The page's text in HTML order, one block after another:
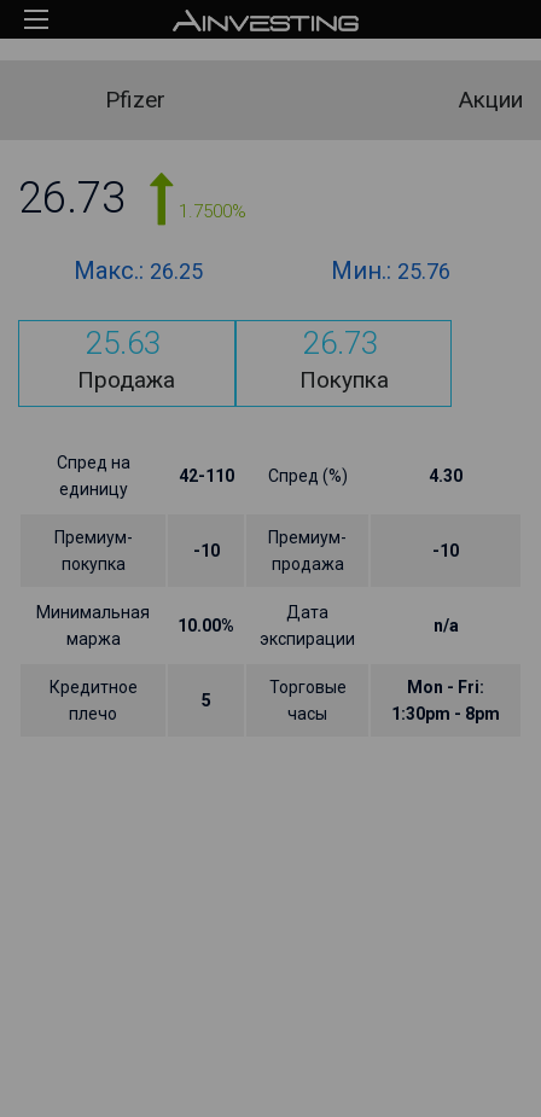
Pfizer Акции
26.73 1.7500%
Макс.: 26.25 Мин.: 25.76
25.63
Продажа
26.73
Покупка
Спред на
единицу
42-110 Спред (%) 4.30
Премиум-
покупка
-10
Премиум-
продажа
-10
Минимальная
маржа
10.00%
Дата
экспирации
n/a
Кредитное
плечо
5
Торговые
часы
Mon - Fri:
1:30pm - 8pm